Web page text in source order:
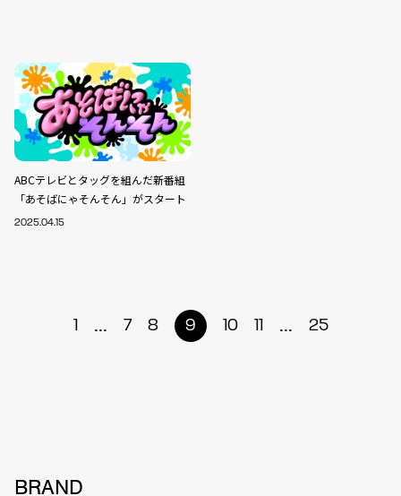
ABCテレビとタッグを組んだ新番組
「あそばにゃそんそん」がスタート
2025.04.15
1 ... 7 8 9 10 11 ... 25
BRAND